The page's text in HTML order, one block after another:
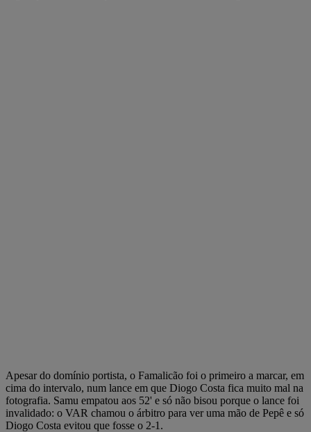
Apesar do domínio portista, o Famalicão foi o primeiro a marcar, em
cima do intervalo, num lance em que Diogo Costa fica muito mal na
fotografia. Samu empatou aos 52' e só não bisou porque o lance foi
invalidado: o VAR chamou o árbitro para ver uma mão de Pepê e só
Diogo Costa evitou que fosse o 2-1.